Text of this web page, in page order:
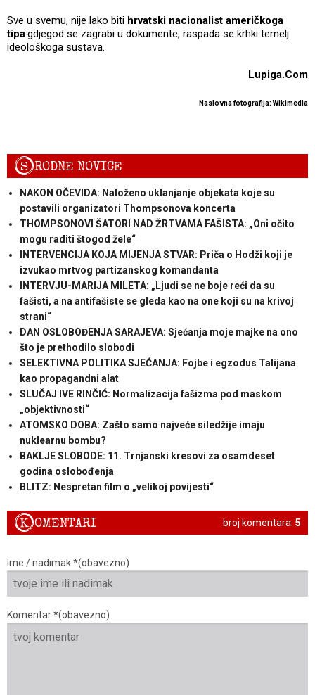
Sve u svemu, nije lako biti hrvatski nacionalist američkoga
tipa:gdjegod se zagrabi u dokumente, raspada se krhki temelj
ideološkoga sustava.
Lupiga.Com
Naslovna fotografija: Wikimedia
SRODNE NOVICE
NAKON OČEVIDA: Naloženo uklanjanje objekata koje su
postavili organizatori Thompsonova koncerta
THOMPSONOVI ŠATORI NAD ŽRTVAMA FAŠISTA: „Oni očito
mogu raditi štogod žele“
INTERVENCIJA KOJA MIJENJA STVAR: Priča o Hodži koji je
izvukao mrtvog partizanskog komandanta
INTERVJU-MARIJA MILETA: „Ljudi se ne boje reći da su
fašisti, a na antifašiste se gleda kao na one koji su na krivoj
strani“
DAN OSLOBOĐENJA SARAJEVA: Sjećanja moje majke na ono
što je prethodilo slobodi
SELEKTIVNA POLITIKA SJEĆANJA: Fojbe i egzodus Talijana
kao propagandni alat
SLUČAJ IVE RINČIĆ: Normalizacija fašizma pod maskom
„objektivnosti“
ATOMSKO DOBA: Zašto samo najveće siledžije imaju
nuklearnu bombu?
BAKLJE SLOBODE: 11. Trnjanski kresovi za osamdeset
godina oslobođenja
BLITZ: Nespretan film o „velikoj povijesti“
broj komentara: 5
KOMENTARI
Ime / nadimak *(obavezno)
Komentar *(obavezno)